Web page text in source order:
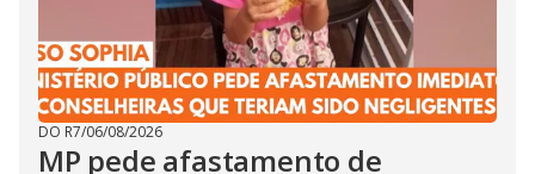
DO R7/06/08/2026
MP pede afastamento de